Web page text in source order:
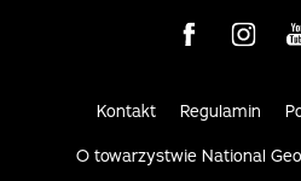
Visit us onVisit us
Kontakt Regulamin
O towarzystwie National